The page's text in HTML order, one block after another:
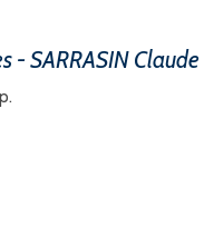
- SARRASIN Claude